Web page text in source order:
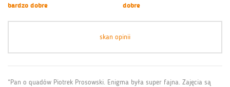
bardzo dobre
dobre
skan opinii
“Pan o quadów Piotrek Prosowski. Enigma była super fajna. Zajęcia są